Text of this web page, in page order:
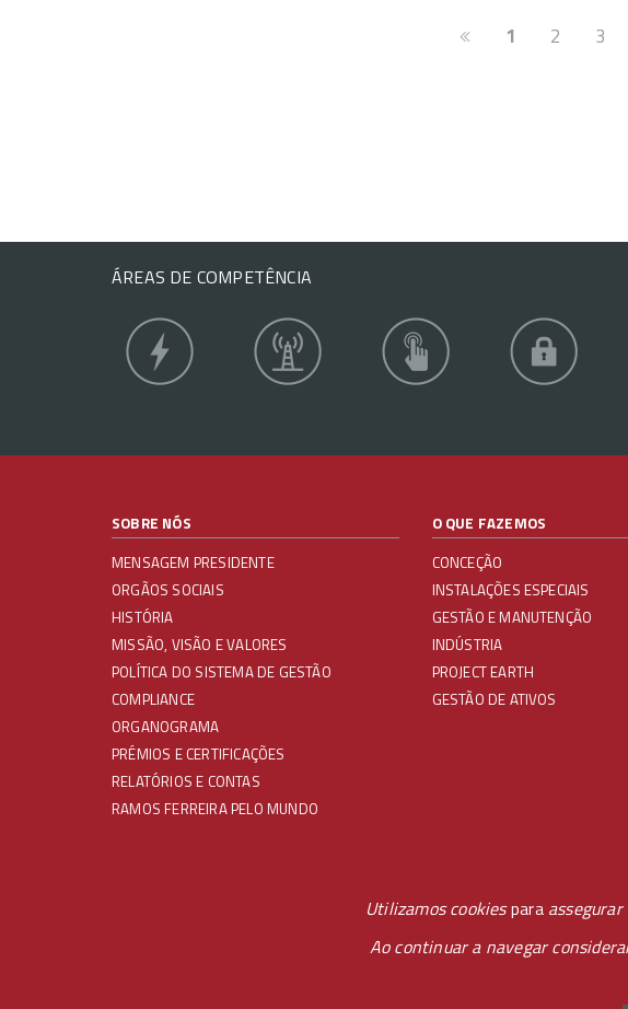
Utilizamos cookiesparaassegurar
Ao continuar a navegar
1 2 3
ÁREAS DE COMPETÊNCIA
SOBRE NÓS
MENSAGEM PRESIDENTE
ORGÃOS SOCIAIS
HISTÓRIA
MISSÃO, VISÃO E VALORES
POLÍTICA DO SISTEMA DE GESTÃO
COMPLIANCE
ORGANOGRAMA
PRÉMIOS E CERTIFICAÇÕES
RELATÓRIOS E CONTAS
RAMOS FERREIRA PELO MUNDO
O QUE FAZEMOS
CONCEÇÃO
INSTALAÇÕES ESPECIAIS
GESTÃO E MANUTENÇÃO
INDÚSTRIA
PROJECT EARTH
GESTÃO DE ATIVOS